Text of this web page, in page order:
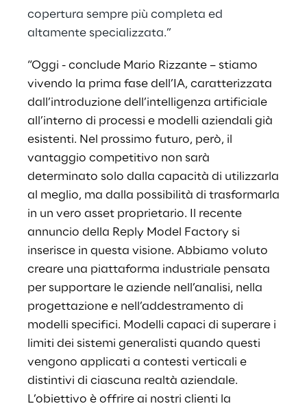
copertura sempre più completa ed
altamente specializzata.”
“Oggi - conclude Mario Rizzante – stiamo
vivendo la prima fase dell’IA, caratterizzata
dall’introduzione dell’intelligenza artificiale
all’interno di processi e modelli aziendali già
esistenti. Nel prossimo futuro, però, il
vantaggio competitivo non sarà
determinato solo dalla capacità di utilizzarla
al meglio, ma dalla possibilità di trasformarla
in un vero asset proprietario. Il recente
annuncio della Reply Model Factory si
inserisce in questa visione. Abbiamo voluto
creare una piattaforma industriale pensata
per supportare le aziende nell’analisi, nella
progettazione e nell’addestramento di
modelli specifici. Modelli capaci di superare i
limiti dei sistemi generalisti quando questi
vengono applicati a contesti verticali e
distintivi di ciascuna realtà aziendale.
L’obiettivo è offrire ai nostri clienti la